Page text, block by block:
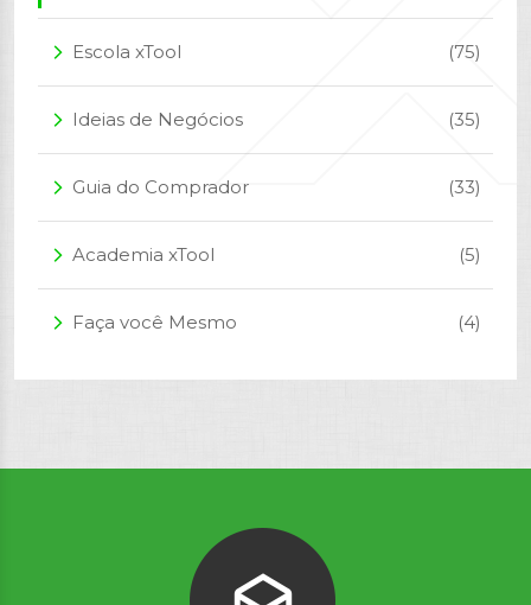
arrow_forward_ios Escola xTool (75)
arrow_forward_ios Ideias de Negócios (35)
arrow_forward_ios Guia do Comprador (33)
arrow_forward_ios Academia xTool (5)
arrow_forward_ios Faça você Mesmo (4)